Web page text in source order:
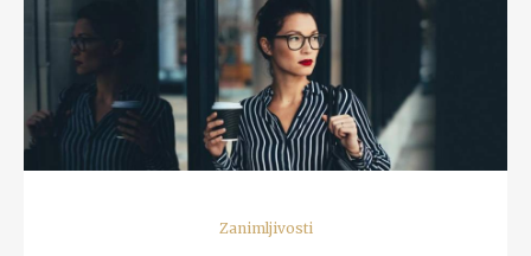
READ MORE
Zanimljivosti